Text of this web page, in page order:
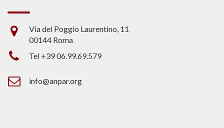
Via del Poggio Laurentino, 11
00144 Roma
Tel +39 06.99.69.579
info@anpar.org